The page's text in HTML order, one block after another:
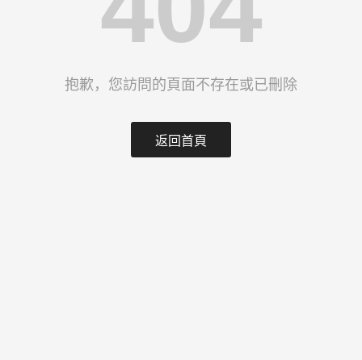
抱歉，您訪問的頁面不存在或已刪除
返回首頁